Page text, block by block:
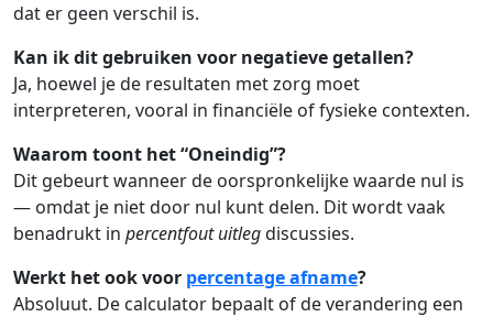
dat er geen verschil is.
Kan ik dit gebruiken voor negatieve getallen?
Ja, hoewel je de resultaten met zorg moet
interpreteren, vooral in financiële of fysieke contexten.
Waarom toont het “Oneindig”?
Dit gebeurt wanneer de oorspronkelijke waarde nul is
— omdat je niet door nul kunt delen. Dit wordt vaak
benadrukt in percentfout uitlegdiscussies.
Werkt het ook voor percentage afname?
Absoluut. De calculator bepaalt of de verandering een